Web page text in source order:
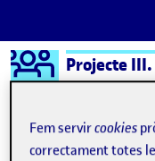
Saltar al contingut
Logo Ágora
Fem servircookies
correctament totes